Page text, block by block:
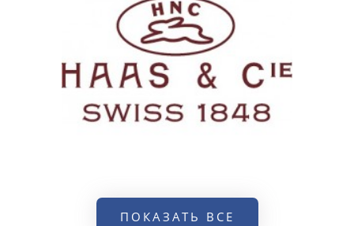
ПОКАЗАТЬ ВСЕ